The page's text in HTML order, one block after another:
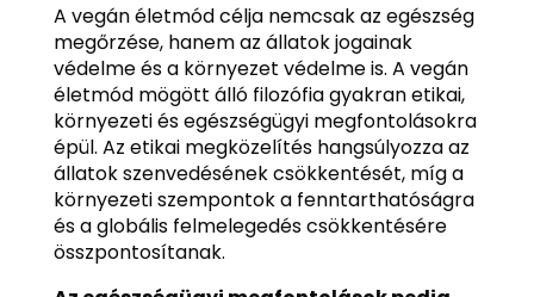
A vegán életmód célja nemcsak az egészség
megőrzése, hanem az állatok jogainak
védelme és a környezet védelme is. A vegán
életmód mögött álló filozófia gyakran etikai,
környezeti és egészségügyi megfontolásokra
épül. Az etikai megközelítés hangsúlyozza az
állatok szenvedésének csökkentését, míg a
környezeti szempontok a fenntarthatóságra
és a globális felmelegedés csökkentésére
összpontosítanak.